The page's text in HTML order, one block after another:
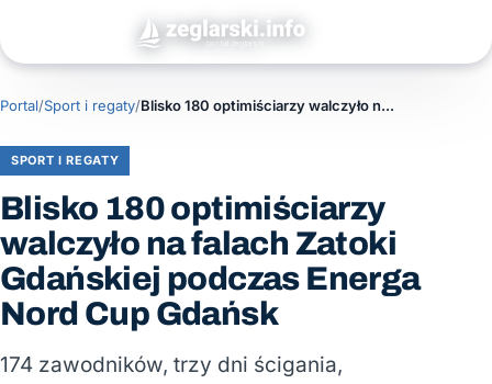
Portal/Sport i regaty/ Blisko 180 optimiściarzy walczyło na falach Zatoki Gdańskiej podczas Energa Nord Cup Gdańsk
SPORT I REGATY
Blisko 180 optimiściarzy
walczyło na falach Zatoki
Gdańskiej podczas Energa
Nord Cup Gdańsk
174 zawodników, trzy dni ścigania,